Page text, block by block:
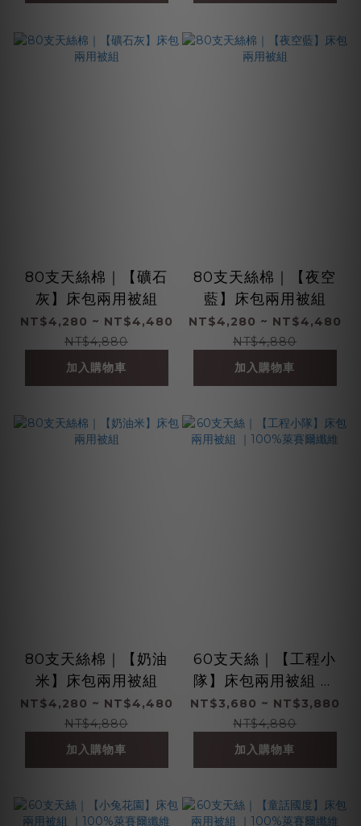
80支天絲棉｜【礦石
灰】床包兩用被組
NT$4,280 ~ NT$4,480
NT$4,880
加入購物車
80支天絲棉｜【夜空
藍】床包兩用被組
NT$4,280 ~ NT$4,480
NT$4,880
加入購物車
80支天絲棉｜【奶油
米】床包兩用被組
NT$4,280 ~ NT$4,480
NT$4,880
加入購物車
60支天絲｜【工程小
隊】床包兩用被組 ｜
100%萊賽爾纖維
NT$3,680 ~ NT$3,880
NT$4,880
加入購物車